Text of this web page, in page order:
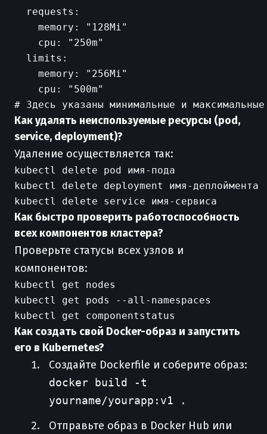
  requests:
    memory: "128Mi"
    cpu: "250m"
  limits:
    memory: "256Mi"
    cpu: "500m"
Как удалять неиспользуемые ресурсы (pod,
service, deployment)?
Удаление осуществляется так:
kubectl delete pod имя-пода
kubectl delete deployment имя-деплоймента
Как быстро проверить работоспособность
всех компонентов кластера?
Проверьте статусы всех узлов и
компонентов:
kubectl get nodes
kubectl get pods --all-namespaces
Как создать свой Docker-образ и запустить
его в Kubernetes?
Создайте Dockerfile и соберите образ:
docker build -t
yourname/yourapp:v1 .
Отправьте образ в Docker Hub или